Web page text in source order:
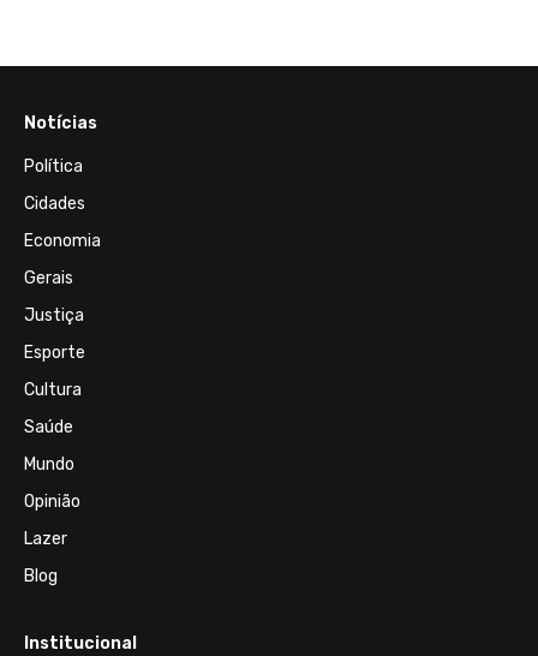
Notícias
Política
Cidades
Economia
Gerais
Justiça
Esporte
Cultura
Saúde
Mundo
Opinião
Lazer
Blog
Institucional